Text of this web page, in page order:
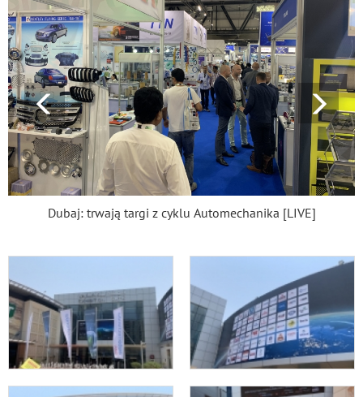
Dubaj: trwają targi z cyklu Automechanika [LIVE]